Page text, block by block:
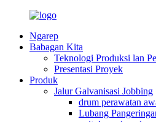
Ngarep
Babagan Kita
Teknologi Produksi lan
Presentasi Proyek
Produk
Jalur Galvanisasi Jobbing
drum perawatan
Lubang